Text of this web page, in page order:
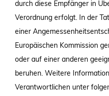
durch diese Empfänger in
Verordnung erfolgt. In der
einer
Europäischen Kommission
oder auf einer anderen
beruhen. Weitere
Verantwortlichen unter